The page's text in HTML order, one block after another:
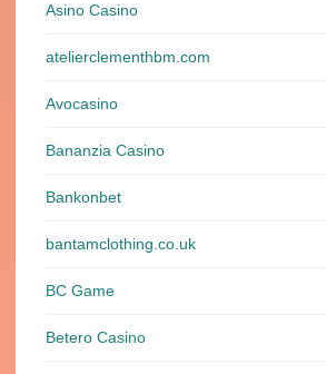
Asino Casino
atelierclementhbm.com
Avocasino
Bananzia Casino
Bankonbet
bantamclothing.co.uk
BC Game
Betero Casino